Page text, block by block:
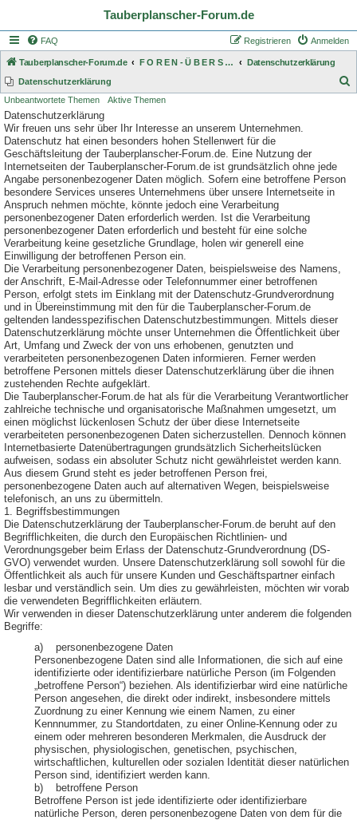
Tauberplanscher-Forum.de
FAQ Anmelden
Registrieren
Tauberplanscher-Forum.de F O R E N - Ü B E R S I C H T
Datenschutzerklärung
Datenschutzerklärung
Unbeantwortete Themen Aktive Themen
Datenschutzerklärung
Wir freuen uns sehr über Ihr Interesse an unserem Unternehmen.
Datenschutz hat einen besonders hohen Stellenwert für die
Geschäftsleitung der Tauberplanscher-Forum.de. Eine Nutzung der
Internetseiten der Tauberplanscher-Forum.de ist grundsätzlich ohne jede
Angabe personenbezogener Daten möglich. Sofern eine betroffene Person
besondere Services unseres Unternehmens über unsere Internetseite in
Anspruch nehmen möchte, könnte jedoch eine Verarbeitung
personenbezogener Daten erforderlich werden. Ist die Verarbeitung
personenbezogener Daten erforderlich und besteht für eine solche
Verarbeitung keine gesetzliche Grundlage, holen wir generell eine
Einwilligung der betroffenen Person ein.
Die Verarbeitung personenbezogener Daten, beispielsweise des Namens,
der Anschrift, E-Mail-Adresse oder Telefonnummer einer betroffenen
Person, erfolgt stets im Einklang mit der Datenschutz-Grundverordnung
und in Übereinstimmung mit den für die Tauberplanscher-Forum.de
geltenden landesspezifischen Datenschutzbestimmungen. Mittels dieser
Datenschutzerklärung möchte unser Unternehmen die Öffentlichkeit über
Art, Umfang und Zweck der von uns erhobenen, genutzten und
verarbeiteten personenbezogenen Daten informieren. Ferner werden
betroffene Personen mittels dieser Datenschutzerklärung über die ihnen
zustehenden Rechte aufgeklärt.
Die Tauberplanscher-Forum.de hat als für die Verarbeitung Verantwortlicher
zahlreiche technische und organisatorische Maßnahmen umgesetzt, um
einen möglichst lückenlosen Schutz der über diese Internetseite
verarbeiteten personenbezogenen Daten sicherzustellen. Dennoch können
Internetbasierte Datenübertragungen grundsätzlich Sicherheitslücken
aufweisen, sodass ein absoluter Schutz nicht gewährleistet werden kann.
Aus diesem Grund steht es jeder betroffenen Person frei,
personenbezogene Daten auch auf alternativen Wegen, beispielsweise
telefonisch, an uns zu übermitteln.
1. Begriffsbestimmungen
Die Datenschutzerklärung der Tauberplanscher-Forum.de beruht auf den
Begrifflichkeiten, die durch den Europäischen Richtlinien- und
Verordnungsgeber beim Erlass der Datenschutz-Grundverordnung (DS-
GVO) verwendet wurden. Unsere Datenschutzerklärung soll sowohl für die
Öffentlichkeit als auch für unsere Kunden und Geschäftspartner einfach
lesbar und verständlich sein. Um dies zu gewährleisten, möchten wir vorab
die verwendeten Begrifflichkeiten erläutern.
Wir verwenden in dieser Datenschutzerklärung unter anderem die folgenden
Begriffe:
a) personenbezogene Daten
Personenbezogene Daten sind alle Informationen, die sich auf eine
identifizierte oder identifizierbare natürliche Person (im Folgenden
„betroffene Person“) beziehen. Als identifizierbar wird eine natürliche
Person angesehen, die direkt oder indirekt, insbesondere mittels
Zuordnung zu einer Kennung wie einem Namen, zu einer
Kennnummer, zu Standortdaten, zu einer Online-Kennung oder zu
einem oder mehreren besonderen Merkmalen, die Ausdruck der
physischen, physiologischen, genetischen, psychischen,
wirtschaftlichen, kulturellen oder sozialen Identität dieser natürlichen
Person sind, identifiziert werden kann.
b) betroffene Person
Betroffene Person ist jede identifizierte oder identifizierbare
natürliche Person, deren personenbezogene Daten von dem für die